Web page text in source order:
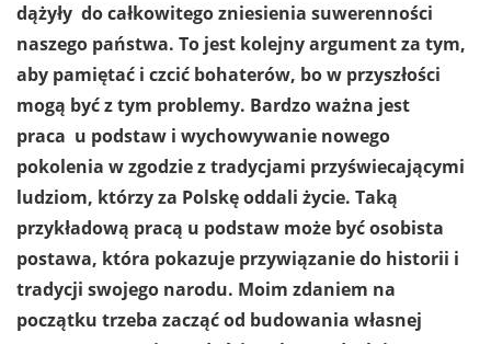
dążyły do całkowitego zniesienia suwerenności
naszego państwa. To jest kolejny argument za tym,
aby pamiętać i czcić bohaterów, bo w przyszłości
mogą być z tym problemy. Bardzo ważna jest
praca u podstaw i wychowywanie nowego
pokolenia w zgodzie z tradycjami przyświecającymi
ludziom, którzy za Polskę oddali życie. Taką
przykładową pracą u podstaw może być osobista
postawa, która pokazuje przywiązanie do historii i
tradycji swojego narodu. Moim zdaniem na
początku trzeba zacząć od budowania własnej